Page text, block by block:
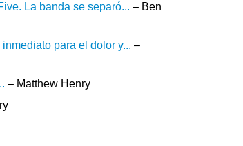
La banda se separó... – Ben
para el dolor y... –
– Matthew Henry